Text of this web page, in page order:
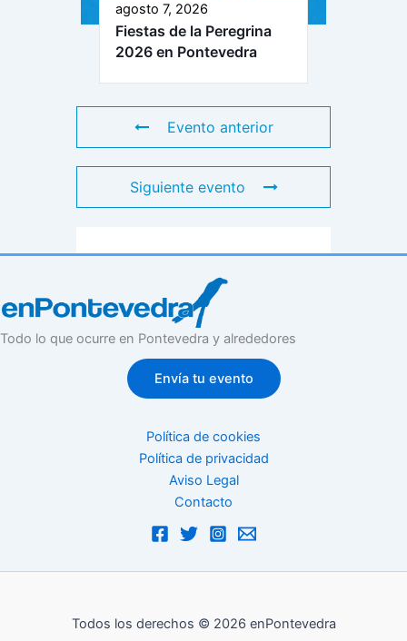
agosto 7, 2026
Fiestas de la Peregrina
2026 en Pontevedra
Evento anterior
Siguiente evento
Todo lo que ocurre en Pontevedra y alrededores
Envía tu evento
Política de cookies
Política de privacidad
Aviso Legal
Contacto
Todos los derechos © 2026 enPontevedra